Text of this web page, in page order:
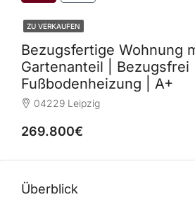
ZU VERKAUFEN
Bezugsfertige Wohnung
Gartenanteil | Bezugsfrei |
Fußbodenheizung | A+
04229 Leipzig
269.800€
Überblick